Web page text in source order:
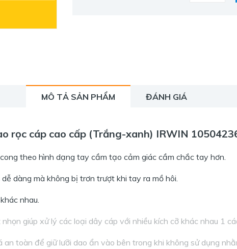
MÔ TẢ SẢN PHẨM ĐÁNH GIÁ
rọc cáp cao cấp (Trắng-xanh) IRWIN
theo hình dạng tay cầm tạo cảm giác cầm chắc tay hơn.
dàng mà không bị trơn trượt khi tay ra mồ hôi.
nhau.
giúp xử lý các loại dây cáp với nhiều kích cỡ khác nhau 1
an toàn để giữ lưỡi dao ẩn vào bên trong khi không sử dụng